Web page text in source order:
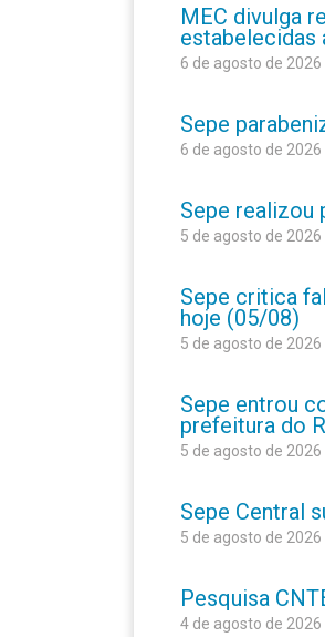
MEC divulga
estabelecidas
6 de agosto de 2026
Sepe
6 de agosto de 2026
Sepe realizou
5 de agosto de 2026
Sepe critica
hoje (05/08)
5 de agosto de 2026
Sepe entrou
prefeitura do
5 de agosto de 2026
Sepe Central
5 de agosto de 2026
Pesquisa
4 de agosto de 2026